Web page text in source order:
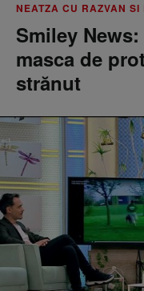
NEATZA CU RAZVAN SI
Smiley
masca de
strănut